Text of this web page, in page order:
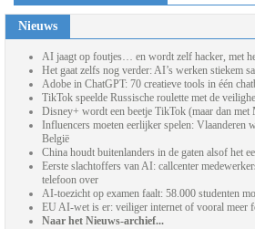
Nieuws
AI jaagt op foutjes… en wordt zelf hacker, met
Het gaat zelfs nog verder: AI’s werken stiekem
Adobe in ChatGPT: 70 creatieve tools in één
TikTok speelde Russische roulette met de
Disney+ wordt een beetje TikTok (maar dan met
Influencers moeten eerlijker spelen: Vlaanderen
België
China houdt buitenlanders in de gaten alsof het
Eerste slachtoffers van AI: callcenter
telefoon over
AI-toezicht op examen faalt: 58.000 studenten
EU AI-wet is er: veiliger internet of vooral meer
Naar het Nieuws-archief...